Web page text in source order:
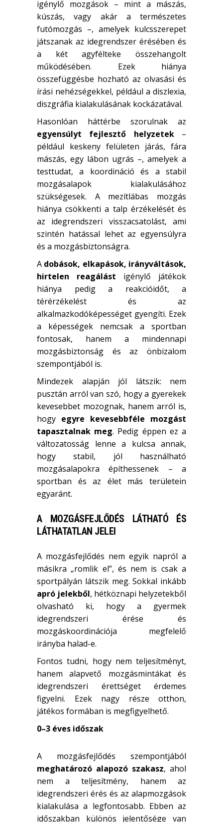
igénylő mozgások – mint a mászás,
kúszás, vagy akár a természetes
futómozgás –, amelyek kulcsszerepet
játszanak az idegrendszer érésében és
a két agyfélteke összehangolt
működésében. Ezek hiánya
összefüggésbe hozható az olvasási és
írási nehézségekkel, például a diszlexia,
diszgráfia kialakulásának kockázatával.
Hasonlóan háttérbe szorulnak az
egyensúlyt fejlesztő helyzetek–
például keskeny felületen járás, fára
mászás, egy lábon ugrás –, amelyek a
testtudat, a koordináció és a stabil
mozgásalapok kialakulásához
szükségesek. A mezítlábas mozgás
hiánya csökkenti a talp érzékelését és
az idegrendszeri visszacsatolást, ami
szintén hatással lehet az egyensúlyra
és a mozgásbiztonságra.
A dobások, elkapások, irányváltások,
hirtelen reagálást igénylő játékok
hiánya pedig a reakcióidőt, a
térérzékelést és az
alkalmazkodóképességet gyengíti. Ezek
a képességek nemcsak a sportban
fontosak, hanem a mindennapi
mozgásbiztonság és az önbizalom
szempontjából is.
Mindezek alapján jól látszik: nem
pusztán arról van szó, hogy a gyerekek
kevesebbet mozognak, hanem arról is,
hogy egyre kevesebbféle mozgást
tapasztalnak meg. Pedig éppen ez a
változatosság lenne a kulcsa annak,
hogy stabil, jól használható
mozgásalapokra építhessenek – a
sportban és az élet más területein
egyaránt.
A MOZGÁSFEJLŐDÉS LÁTHATÓ ÉS
LÁTHATATLAN JELEI
A mozgásfejlődés nem egyik napról a
másikra „romlik el”, és nem is csak a
sportpályán látszik meg. Sokkal inkább
apró jelekből, hétköznapi helyzetekből
olvasható ki, hogy a gyermek
idegrendszeri érése és
mozgáskoordinációja megfelelő
irányba halad-e.
Fontos tudni, hogy nem teljesítményt,
hanem alapvető mozgásmintákat és
idegrendszeri érettséget érdemes
figyelni. Ezek nagy része otthon,
játékos formában is megfigyelhető.
0–3 éves időszak
A mozgásfejlődés szempontjából
meghatározó alapozó szakasz, ahol
nem a teljesítmény, hanem az
idegrendszeri érés és az alapmozgások
kialakulása a legfontosabb. Ebben az
időszakban különös jelentősége van